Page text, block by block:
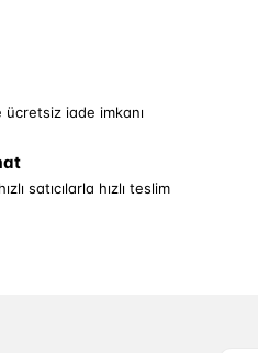
ücretsiz iade imkanı
satıcılarla hızlı teslim